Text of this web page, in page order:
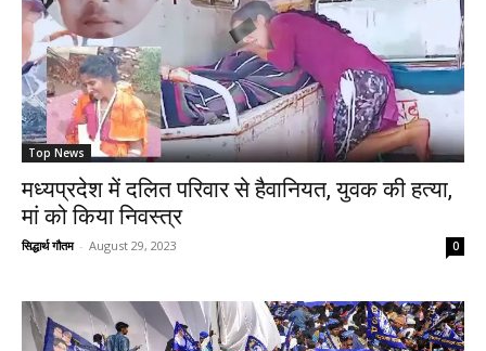
Top News
मध्यप्रदेश में दलित परिवार से हैवानियत, युवक की हत्या,
मां को किया निवस्त्र
सिद्धार्थ गौतम - August 29, 2023 0